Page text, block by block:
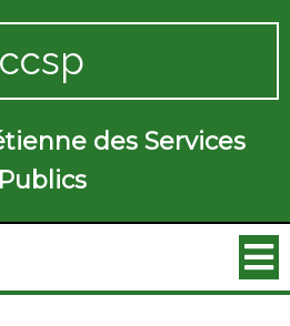
ccsp
des Services
Publics